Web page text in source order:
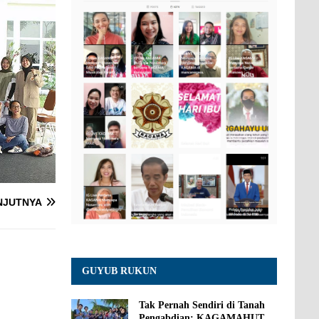
GUYUB RUKUN
Tak Pernah Sendiri di Tanah